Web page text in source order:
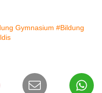
Gymnasium #Bildung